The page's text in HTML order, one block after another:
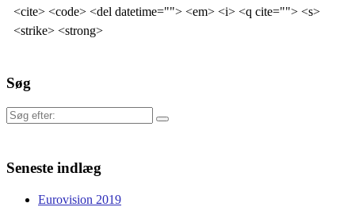
<cite> <code> <del datetime=""> <em> <i> <q cite=""> <s>
<strike> <strong>
Søg
Søg
Seneste indlæg
Eurovision 2019